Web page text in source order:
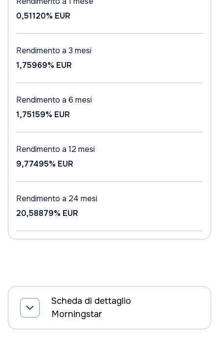
0,51120% EUR
Rendimento a 3 mesi
1,75969% EUR
Rendimento a 6 mesi
1,75159% EUR
Rendimento a 12 mesi
9,77495% EUR
Rendimento a 24 mesi
20,58879% EUR
Scheda di dettaglio
Morningstar